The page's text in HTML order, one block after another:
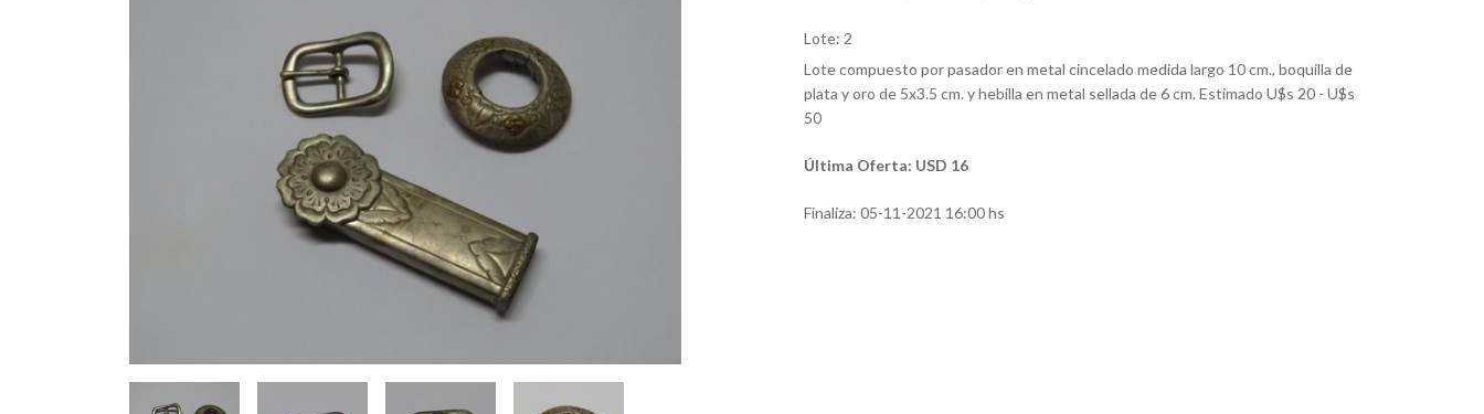
Lote: 2
Lote compuesto por pasador en metal cincelado medida largo 10 cm., boquilla de
plata y oro de 5x3.5 cm. y hebilla en metal sellada de 6 cm. Estimado U$s 20 - U$s
50
Última Oferta: USD 16
Finaliza: 05-11-2021 16:00 hs